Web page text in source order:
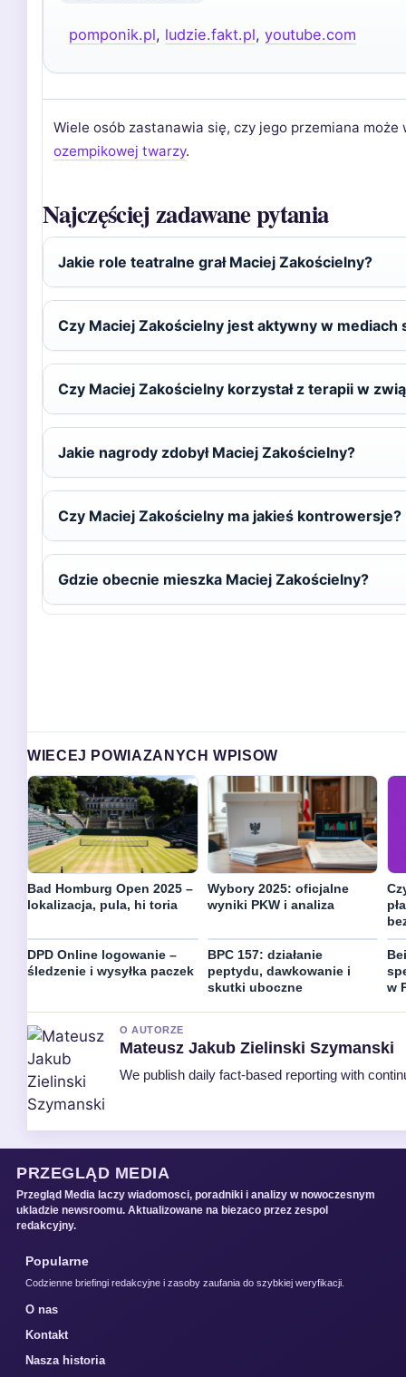
pomponik.pl, ludzie.fakt.pl,youtube.com
Wiele osób zastanawia się, czy jego przemiana może
ozempikowej twarzy.
Najczęściej zadawane pytania
Jakie role teatralne grał Maciej Zakościelny?
Czy Maciej Zakościelny jest aktywny w mediach
Czy Maciej Zakościelny korzystał z terapii w
Jakie nagrody zdobył Maciej Zakościelny?
Czy Maciej Zakościelny ma jakieś kontrowersje?
Gdzie obecnie mieszka Maciej Zakościelny?
WIECEJ POWIAZANYCH WPISOW
Bad Homburg Open 2025 –
lokalizacja, pula, hi toria
Wybory 2025: oficjalne
wyniki PKW i analiza
DPD Online logowanie –
śledzenie i wysyłka paczek
BPC 157: działanie
peptydu, dawkowanie i
skutki uboczne
w
O AUTORZE
Mateusz Jakub Zielinski Szymanski
We publish daily fact-based reporting with
PRZEGLĄD MEDIA
Przegląd Media laczy wiadomosci, poradniki i analizy w nowoczesnym
ukladzie newsroomu. Aktualizowane na biezaco przez zespol
redakcyjny.
Popularne
Codzienne briefingi redakcyjne i zasoby zaufania do szybkiej weryfikacji.
O nas
Kontakt
Nasza historia